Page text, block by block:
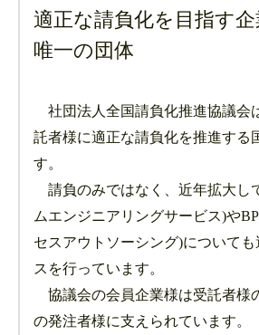
適正な請負化を目指す
唯一の団体
社団法人全国請負化推進協議会
託者様に適正な請負化を推進する
す。
請負のみではなく、近年拡大し
ムエンジニアリングサービス)や
セスアウトソーシング)について
スを行っています。
協議会の会員企業様は受託者様
の発注者様に支えられています。